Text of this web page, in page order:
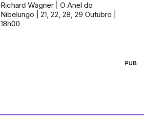
Richard Wagner | O Anel do
Nibelungo | 21, 22, 28, 29 Outubro |
18h00
PUB